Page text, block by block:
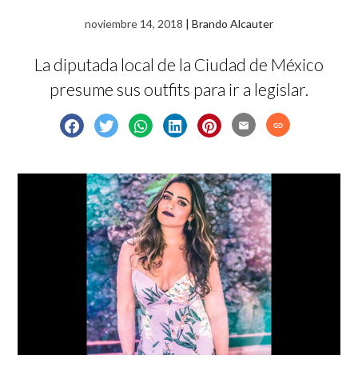
noviembre 14, 2018 | Brando Alcauter
La diputada local de la Ciudad de México
presume sus outfits para ir a legislar.
email link